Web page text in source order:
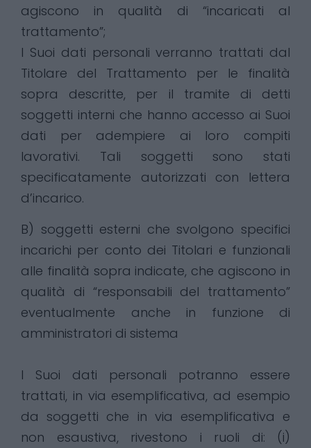
agiscono in qualità di “incaricati al
trattamento”;
I Suoi dati personali verranno trattati dal
Titolare del Trattamento per le finalità
sopra descritte, per il tramite di detti
soggetti interni che hanno accesso ai Suoi
dati per adempiere ai loro compiti
lavorativi. Tali soggetti sono stati
specificatamente autorizzati con lettera
d’incarico.
B) soggetti esterni che svolgono specifici
incarichi per conto dei Titolari e funzionali
alle finalità sopra indicate, che agiscono in
qualità di “responsabili del trattamento”
eventualmente anche in funzione di
amministratori di sistema
I Suoi dati personali potranno essere
trattati, in via esemplificativa, ad esempio
da soggetti che in via esemplificativa e
non esaustiva, rivestono i ruoli di: (i)